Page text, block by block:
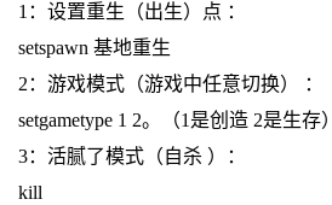
1：设置重生（出生）点 ：
setspawn 基地重生
2：游戏模式（游戏中任意切换） ：
setgametype 1 2。（1是创造 2是生存）
3：活腻了模式（自杀 ）：
kill